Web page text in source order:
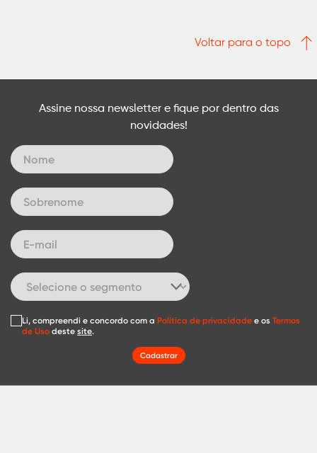
Voltar para o topo
Assine nossa newsletter e fique por dentro das
novidades!
Li, compreendi e concordo com a Política de privacidade e os Termos
de Uso deste site.
Cadastrar